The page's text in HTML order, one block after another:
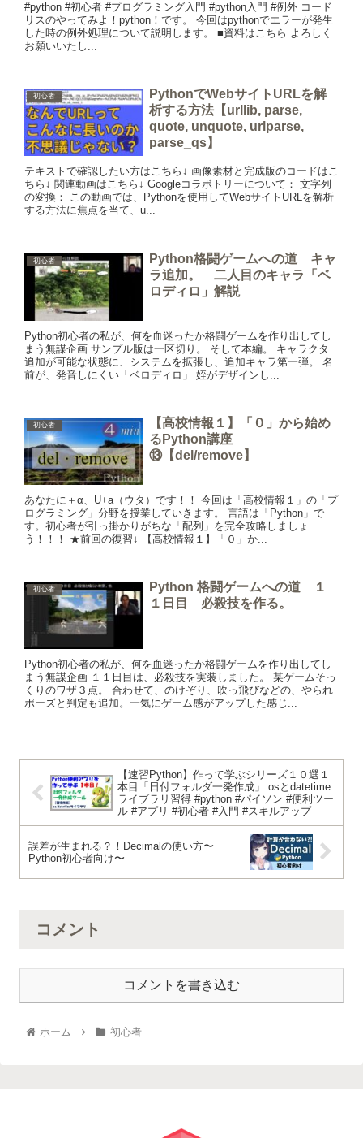
#python #初心者 #プログラミング入門 #python入門 #例外 コード
リスのやってみよ！python！です。 今回はpythonでエラーが発生
した時の例外処理について説明します。 ■資料はこちら よろしく
お願いいたし...
初心者
PythonでWebサイトURLを解
析する方法【urllib, parse,
quote, unquote, urlparse,
parse_qs】
テキストで確認したい方はこちら↓ 画像素材と完成版のコードはこ
ちら↓ 関連動画はこちら↓ Googleコラボトリーについて： 文字列
の変換： この動画では、Pythonを使用してWebサイトURLを解析
する方法に焦点を当て、u...
初心者
Python格闘ゲームへの道 キャ
ラ追加。 二人目のキャラ「ベ
ロディロ」解説
Python初心者の私が、何を血迷ったか格闘ゲームを作り出してし
まう無謀企画 サンプル版は一区切り。 そして本編。 キャラクタ
追加が可能な状態に、システムを拡張し、追加キャラ第一弾。 名
前が、発音しにくい「ベロディロ」 姪がデザインし...
初心者
【高校情報１】「０」から始め
るPython講座
⑬【del/remove】
あなたに＋α、U+a（ウタ）です！！ 今回は「高校情報１」の「プ
ログラミング」分野を授業していきます。 言語は「Python」で
す。初心者が引っ掛かりがちな「配列」を完全攻略しましょ
う！！！ ★前回の復習↓ 【高校情報１】「０」か...
初心者
Python 格闘ゲームへの道 １
１日目 必殺技を作る。
Python初心者の私が、何を血迷ったか格闘ゲームを作り出してし
まう無謀企画 １１日目は、必殺技を実装しました。 某ゲームそっ
くりのワザ３点。 合わせて、のけぞり、吹っ飛びなどの、やられ
ポーズと判定も追加。一気にゲーム感がアップした感じ...
【速習Python】作って学ぶシリーズ１０選１
本目「日付フォルダ一発作成」 osとdatetime
ライブラリ習得 #python #パイソン #便利ツー
ル #アプリ #初心者 #入門 #スキルアップ
誤差が生まれる？！Decimalの使い方〜
Python初心者向け〜
コメント
コメントを書き込む
ホーム 初心者